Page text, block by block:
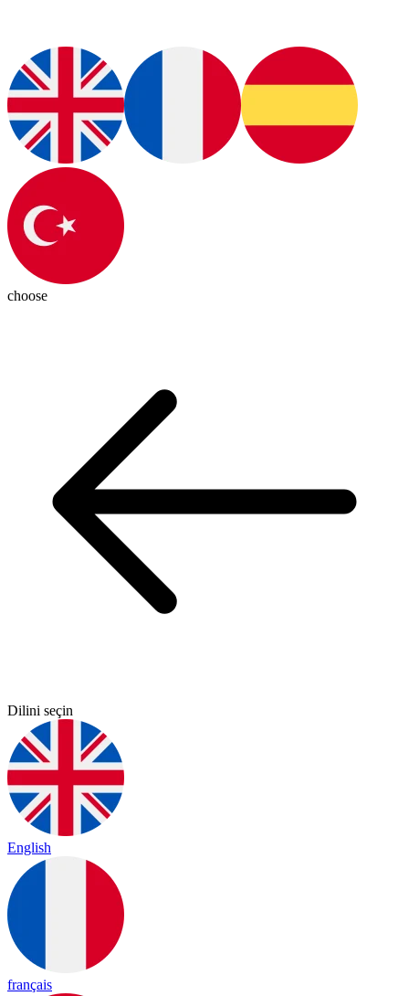
choose
Dilini seçin
English
français